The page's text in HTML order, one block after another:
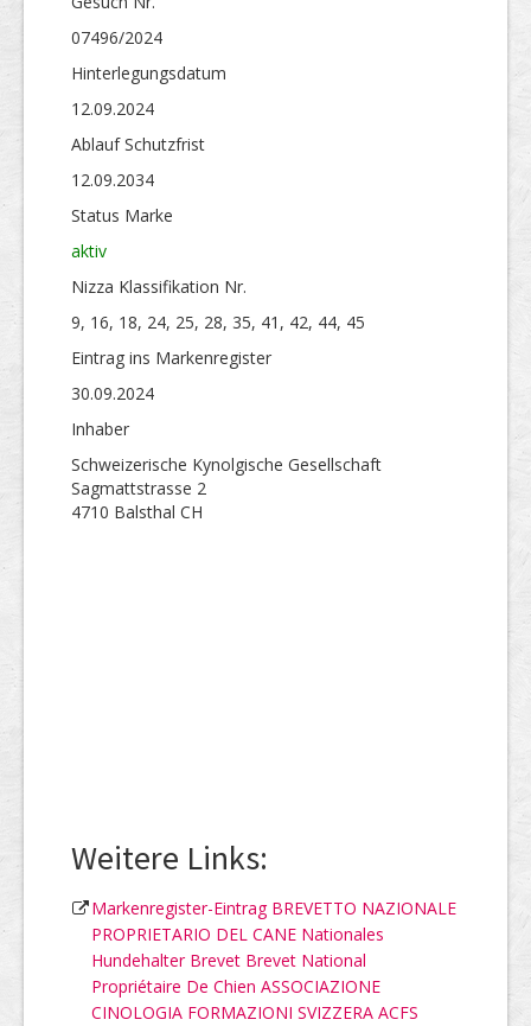
07496/2024
Hinterlegungs­datum
12.09.2024
Ablauf Schutzfrist
12.09.2034
Status Marke
aktiv
Nizza Klassifikation Nr.
9, 16, 18, 24, 25, 28, 35, 41, 42, 44, 45
Eintrag ins Markenregister
30.09.2024
Inhaber
Schweizerische Kynolgische Gesellschaft
Sagmattstrasse 2
4710 Balsthal CH
Weitere Links:
Markenregister-Eintrag BREVETTO NAZIONALE
PROPRIETARIO DEL CANE Nationales
Hundehalter Brevet Brevet National
Propriétaire De Chien ASSOCIAZIONE
CINOLOGIA FORMAZIONI SVIZZERA ACFS